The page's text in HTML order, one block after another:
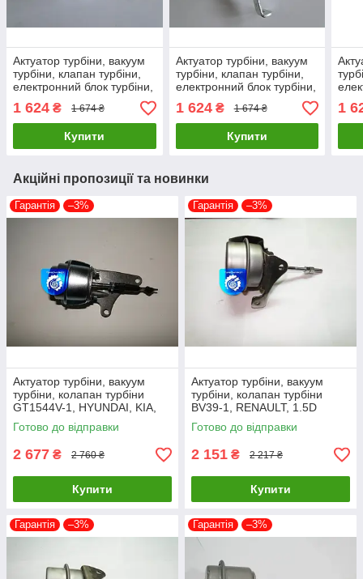
Актуатор турбіни, вакуум
турбіни, клапан турбіни,
електронний блок турбіни,
KP35-6, CITROEN 1.4D,
PEUGEOT 1.4D
1 624 ₴ 1 674 ₴
Купити
Актуатор турбіни, вакуум
турбіни, клапан турбіни,
електронний блок турбіни,
KP35-7, NISSAN 1.5D,
RENAULT 1.5D
1 624₴ 1 674 ₴
Купити
1
Акційні пропозиції та новинки
Гарантія –3%
Актуатор турбіни, вакуум
турбіни, колапан турбіни
GT1544V-1, HYUNDAI, KIA,
1.5D
Готово до відправки
2 677 ₴ 2 760 ₴
Купити
Гарантія –3%
Актуатор турбіни, вакуум
турбіни, колапан турбіни
BV39-1, RENAULT, 1.5D
Готово до відправки
2 151 ₴ 2 217 ₴
Купити
Гарантія –3% Гарантія –3%